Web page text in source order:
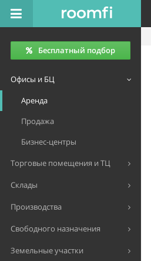
Бесплатный подбор
Офисы и БЦ
Аренда
Продажа
Бизнес-центры
Торговые помещения и ТЦ
Склады
Производства
Свободного назначения
Земельные участки